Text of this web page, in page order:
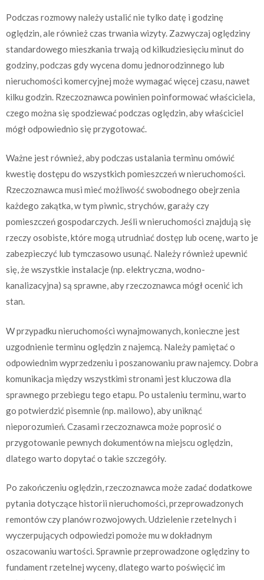
Podczas rozmowy należy ustalić nie tylko datę i godzinę
oględzin, ale również czas trwania wizyty. Zazwyczaj oględziny
standardowego mieszkania trwają od kilkudziesięciu minut do
godziny, podczas gdy wycena domu jednorodzinnego lub
nieruchomości komercyjnej może wymagać więcej czasu, nawet
kilku godzin. Rzeczoznawca powinien poinformować właściciela,
czego można się spodziewać podczas oględzin, aby właściciel
mógł odpowiednio się przygotować.
Ważne jest również, aby podczas ustalania terminu omówić
kwestię dostępu do wszystkich pomieszczeń w nieruchomości.
Rzeczoznawca musi mieć możliwość swobodnego obejrzenia
każdego zakątka, w tym piwnic, strychów, garaży czy
pomieszczeń gospodarczych. Jeśli w nieruchomości znajdują się
rzeczy osobiste, które mogą utrudniać dostęp lub ocenę, warto je
zabezpieczyć lub tymczasowo usunąć. Należy również upewnić
się, że wszystkie instalacje (np. elektryczna, wodno-
kanalizacyjna) są sprawne, aby rzeczoznawca mógł ocenić ich
stan.
W przypadku nieruchomości wynajmowanych, konieczne jest
uzgodnienie terminu oględzin z najemcą. Należy pamiętać o
odpowiednim wyprzedzeniu i poszanowaniu praw najemcy. Dobra
komunikacja między wszystkimi stronami jest kluczowa dla
sprawnego przebiegu tego etapu. Po ustaleniu terminu, warto
go potwierdzić pisemnie (np. mailowo), aby uniknąć
nieporozumień. Czasami rzeczoznawca może poprosić o
przygotowanie pewnych dokumentów na miejscu oględzin,
dlatego warto dopytać o takie szczegóły.
Po zakończeniu oględzin, rzeczoznawca może zadać dodatkowe
pytania dotyczące historii nieruchomości, przeprowadzonych
remontów czy planów rozwojowych. Udzielenie rzetelnych i
wyczerpujących odpowiedzi pomoże mu w dokładnym
oszacowaniu wartości. Sprawnie przeprowadzone oględziny to
fundament rzetelnej wyceny, dlatego warto poświęcić im